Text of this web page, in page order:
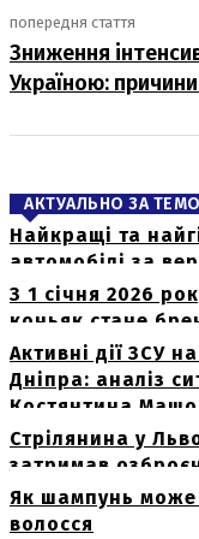
попередня стаття
Зниження
Україною:
АКТУАЛЬНО ЗА
Найкращі та
автомобілі за
З 1 січня 2026
коньяк стане
Активні дії ЗСУ
Дніпра: аналіз
Костянтина
Стрілянина у
затримав
Як шампунь може
волосся